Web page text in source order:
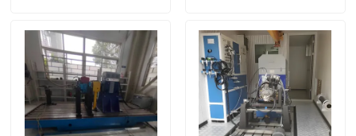
حولنا
جولة في المصنع